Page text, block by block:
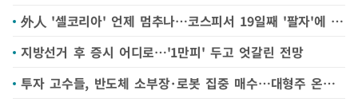
外人 '셀코리아' 언제 멈추나…코스피서 19일째 '팔자'에 66조 순매도(종합)
지방선거 후 증시 어디로…'1만피' 두고 엇갈린 전망
투자 고수들, 반도체 소부장·로봇 집중 매수…대형주 온기에 소부장 몸값 껑충